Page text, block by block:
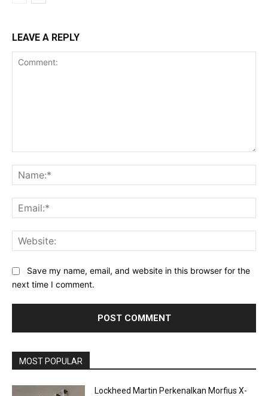
LEAVE A REPLY
Save my name, email, and website in this browser for the
next time I comment.
MOST POPULAR
Lockheed Martin Perkenalkan Morfius X-